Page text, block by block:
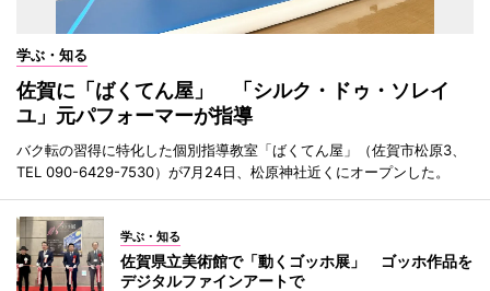
学ぶ・知る
佐賀に「ばくてん屋」 「シルク・ドゥ・ソレイ
ユ」元パフォーマーが指導
バク転の習得に特化した個別指導教室「ばくてん屋」（佐賀市松原3、
TEL 090-6429-7530）が7月24日、松原神社近くにオープンした。
学ぶ・知る
佐賀県立美術館で「動くゴッホ展」 ゴッホ作品を
デジタルファインアートで